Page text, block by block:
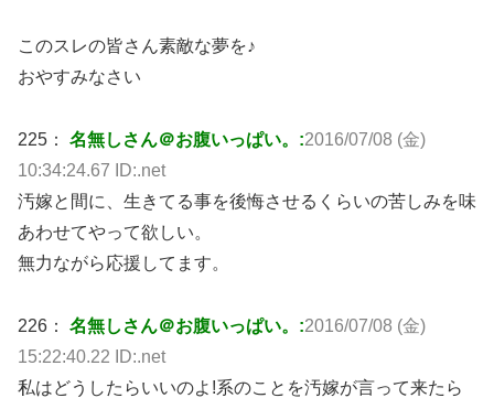
このスレの皆さん素敵な夢を♪
おやすみなさい
225： 名無しさん＠お腹いっぱい。:2016/07/08 (金)
10:34:24.67 ID:.net
汚嫁と間に、生きてる事を後悔させるくらいの苦しみを味
あわせてやって欲しい。
無力ながら応援してます。
226： 名無しさん＠お腹いっぱい。:2016/07/08 (金)
15:22:40.22 ID:.net
私はどうしたらいいのよ!系のことを汚嫁が言って来たら